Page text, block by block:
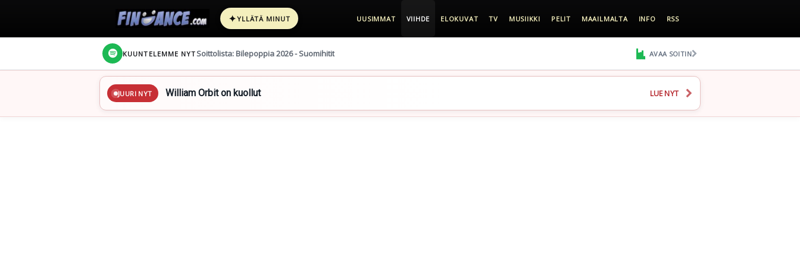
✦YLLÄTÄ MINUT UUSIMMAT VIIHDE ELOKUVAT TV MUSIIKKI PELIT MAAILMALTA INFO RSS
KUUNTELEMME NYT Soittolista: Bilepoppia 2026 - Suomihitit AVAA SOITIN
JUURI NYT William Orbit on kuollut LUE NYT